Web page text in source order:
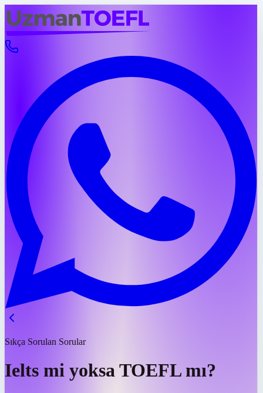
Sıkça Sorulan Sorular
Ielts mi yoksa TOEFL mı?